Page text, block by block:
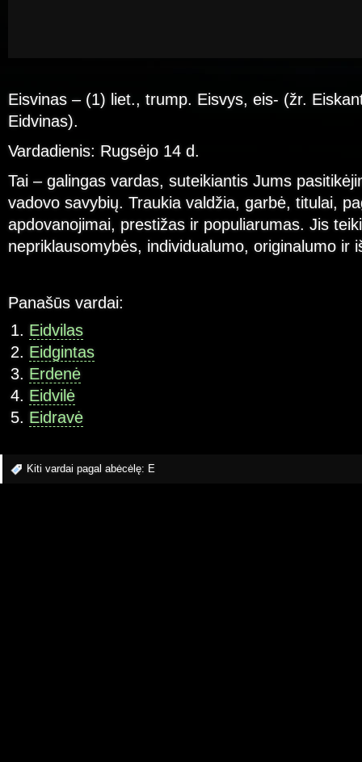
Eisvinas – (1) liet., trump. Eisvys, eis- (žr.
Eidvinas).
Vardadienis: Rugsėjo 14 d.
Tai – galingas vardas, suteikiantis Jums
vadovo savybių. Traukia valdžia, garbė, titulai,
apdovanojimai, prestižas ir populiarumas. Jis
nepriklausomybės, individualumo, originalumo ir
Panašūs vardai:
Eidvilas
Eidgintas
Erdenė
Eidvilė
Eidravė
Kiti vardai pagal abėcėlę: E